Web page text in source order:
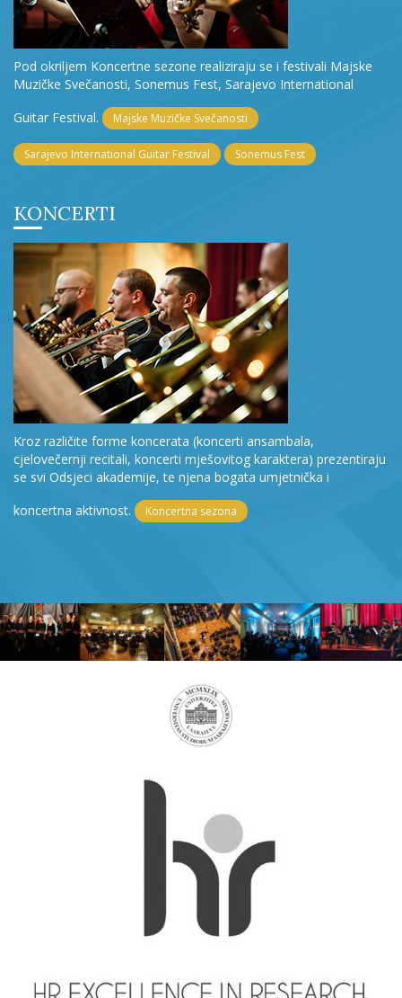
Pod okriljem Koncertne sezone realiziraju se i festivali Majske
Muzičke Svečanosti, Sonemus Fest, Sarajevo International
Guitar Festival.
Majske Muzičke Svečanosti
Sarajevo International Guitar Festival Sonemus Fest
KONCERTI
Kroz različite forme koncerata (koncerti ansambala,
cjelovečernji recitali, koncerti mješovitog karaktera) prezentiraju
se svi Odsjeci akademije, te njena bogata umjetnička i
koncertna aktivnost.
Koncertna sezona